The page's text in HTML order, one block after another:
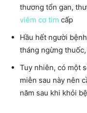
thương tổn gan,
viêm cơ tim cấp
Hầu hết người
tháng ngừng
Tuy nhiên, có một
miễn sau này nên
năm sau khi khỏi